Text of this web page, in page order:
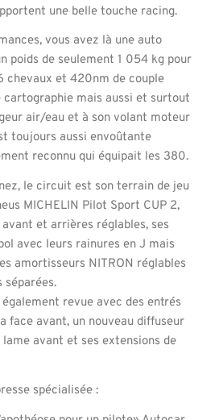
une belle touche racing.
vous avez là une auto
poids de seulement 1 054 kg pour
chevaux et 420nm de couple
cartographie mais aussi et surtout
air/eau et à son volant moteur
toujours aussi envoûtante
reconnu qui équipait les 380.
le circuit est son terrain de jeu
MICHELIN Pilot Sport CUP 2,
et arrières réglables, ses
avec leurs rainures en J mais
amortisseurs NITRON réglables
séparées.
également revue avec des entrés
face avant, un nouveau diffuseur
avant et ses extensions de
spécialisée :